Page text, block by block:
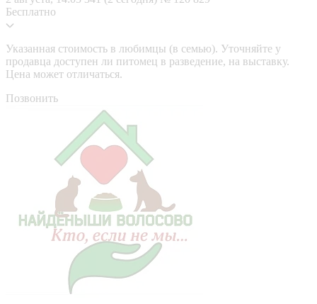
Бесплатно
Указанная стоимость в любимцы (в семью). Уточняйте у
продавца доступен ли питомец в разведение, на выставку.
Цена может отличаться.
Позвонить